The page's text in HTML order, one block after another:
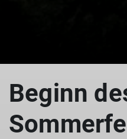
Beginn